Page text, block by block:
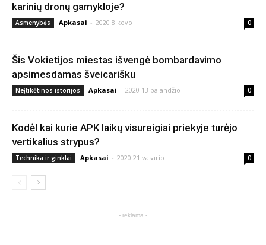
karinių dronų gamykloje?
Asmenybės Apkasai - 2020 8 kovo 0
Šis Vokietijos miestas išvengė bombardavimo
apsimesdamas šveicarišku
Neįtikėtinos istorijos Apkasai - 2020 13 balandžio 0
Kodėl kai kurie APK laikų visureigiai priekyje turėjo
vertikalius strypus?
Technika ir ginklai Apkasai - 2020 21 vasario 0
- reklama -